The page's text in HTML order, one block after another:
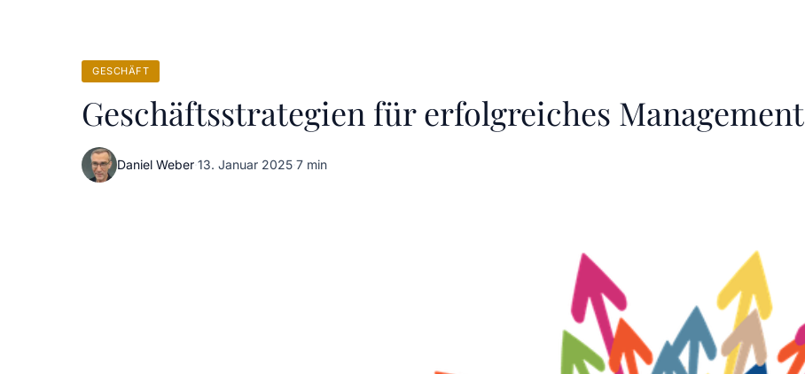
GESCHÄFT
Geschäftsstrategien für erfolgreiches Management
Daniel Weber·13. Januar 2025·7 min